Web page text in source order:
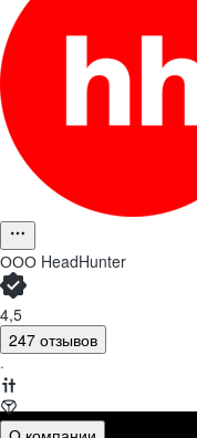
ООО HeadHunter
4,5
247 отзывов
·